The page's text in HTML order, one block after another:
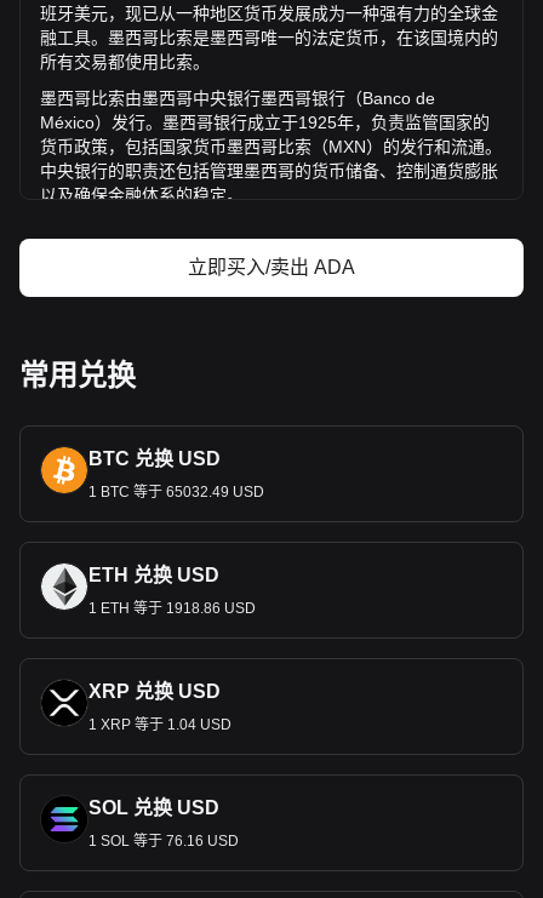
Cardano 价格
Cardano价格预测
什么是 Cardano（ADA）？
艾达币收益计算器
班牙美元，现已从一种地区货币发展成为一种强有力的全球金
融工具。墨西哥比索是墨西哥唯一的法定货币，在该国境内的
所有交易都使用比索。
墨西哥比索由墨西哥中央银行墨西哥银行（Banco de
México）发行。墨西哥银行成立于1925年，负责监管国家的
货币政策，包括国家货币墨西哥比索（MXN）的发行和流通。
中央银行的职责还包括管理墨西哥的货币储备、控制通货膨胀
以及确保金融体系的稳定。
墨西哥比索的发展历程
比索的历史与西班牙的官方货币—— 用白银铸造的
——有着千丝万缕的联系。“比索”一词的意思是“重量”，指货
西哥银行，负责控制货币流通、汇率和利率。
1993年推出了价值1000旧比索的“新比索”。这一变化是为了应
对墨西哥面临的经济挑战，包括
响。
墨西哥比索纸币和硬币
哥丰富的历史和文化。钞票上印有著名人物和地标，面值为
比索、50比索、100比索、200
全球地位
近年来，墨西哥比索已成为世界上交易量最大的货币之一，也
是拉丁美洲交易量最大的货币。其价值和汇率受到各种因素的
影响，包括墨西哥的经济政策、全球市场情绪及其与美国等主
要经济体的关系。
立即买入/卖出 ADA
常用兑换
BTC 兑换 USD
1 BTC 等于 65032.49 USD
ETH 兑换 USD
1 ETH 等于 1918.86 USD
XRP 兑换 USD
1 XRP 等于 1.04 USD
SOL 兑换 USD
1 SOL 等于 76.16 USD